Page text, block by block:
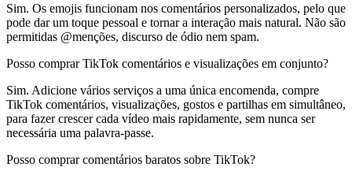
Sim. Os emojis funcionam nos comentários personalizados, pelo que
pode dar um toque pessoal e tornar a interação mais natural. Não são
permitidas @menções, discurso de ódio nem spam.
Posso comprar TikTok comentários e visualizações em conjunto?
Sim. Adicione vários serviços a uma única encomenda, compre
TikTok comentários, visualizações, gostos e partilhas em simultâneo,
para fazer crescer cada vídeo mais rapidamente, sem nunca ser
necessária uma palavra-passe.
Posso comprar comentários baratos sobre TikTok?